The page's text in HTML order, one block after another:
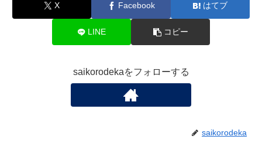
X Facebook はてブ
LINE コピー
saikorodekaをフォローする
saikorodeka